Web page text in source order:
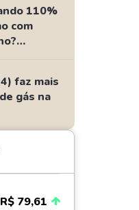
110%
com
faz mais
gás na
R$ 79,61